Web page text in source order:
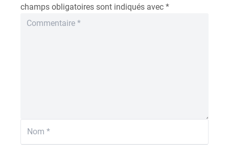
champs obligatoires sont indiqués avec *